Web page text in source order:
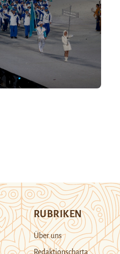
RUBRIKEN
Über uns
Redaktionscharta